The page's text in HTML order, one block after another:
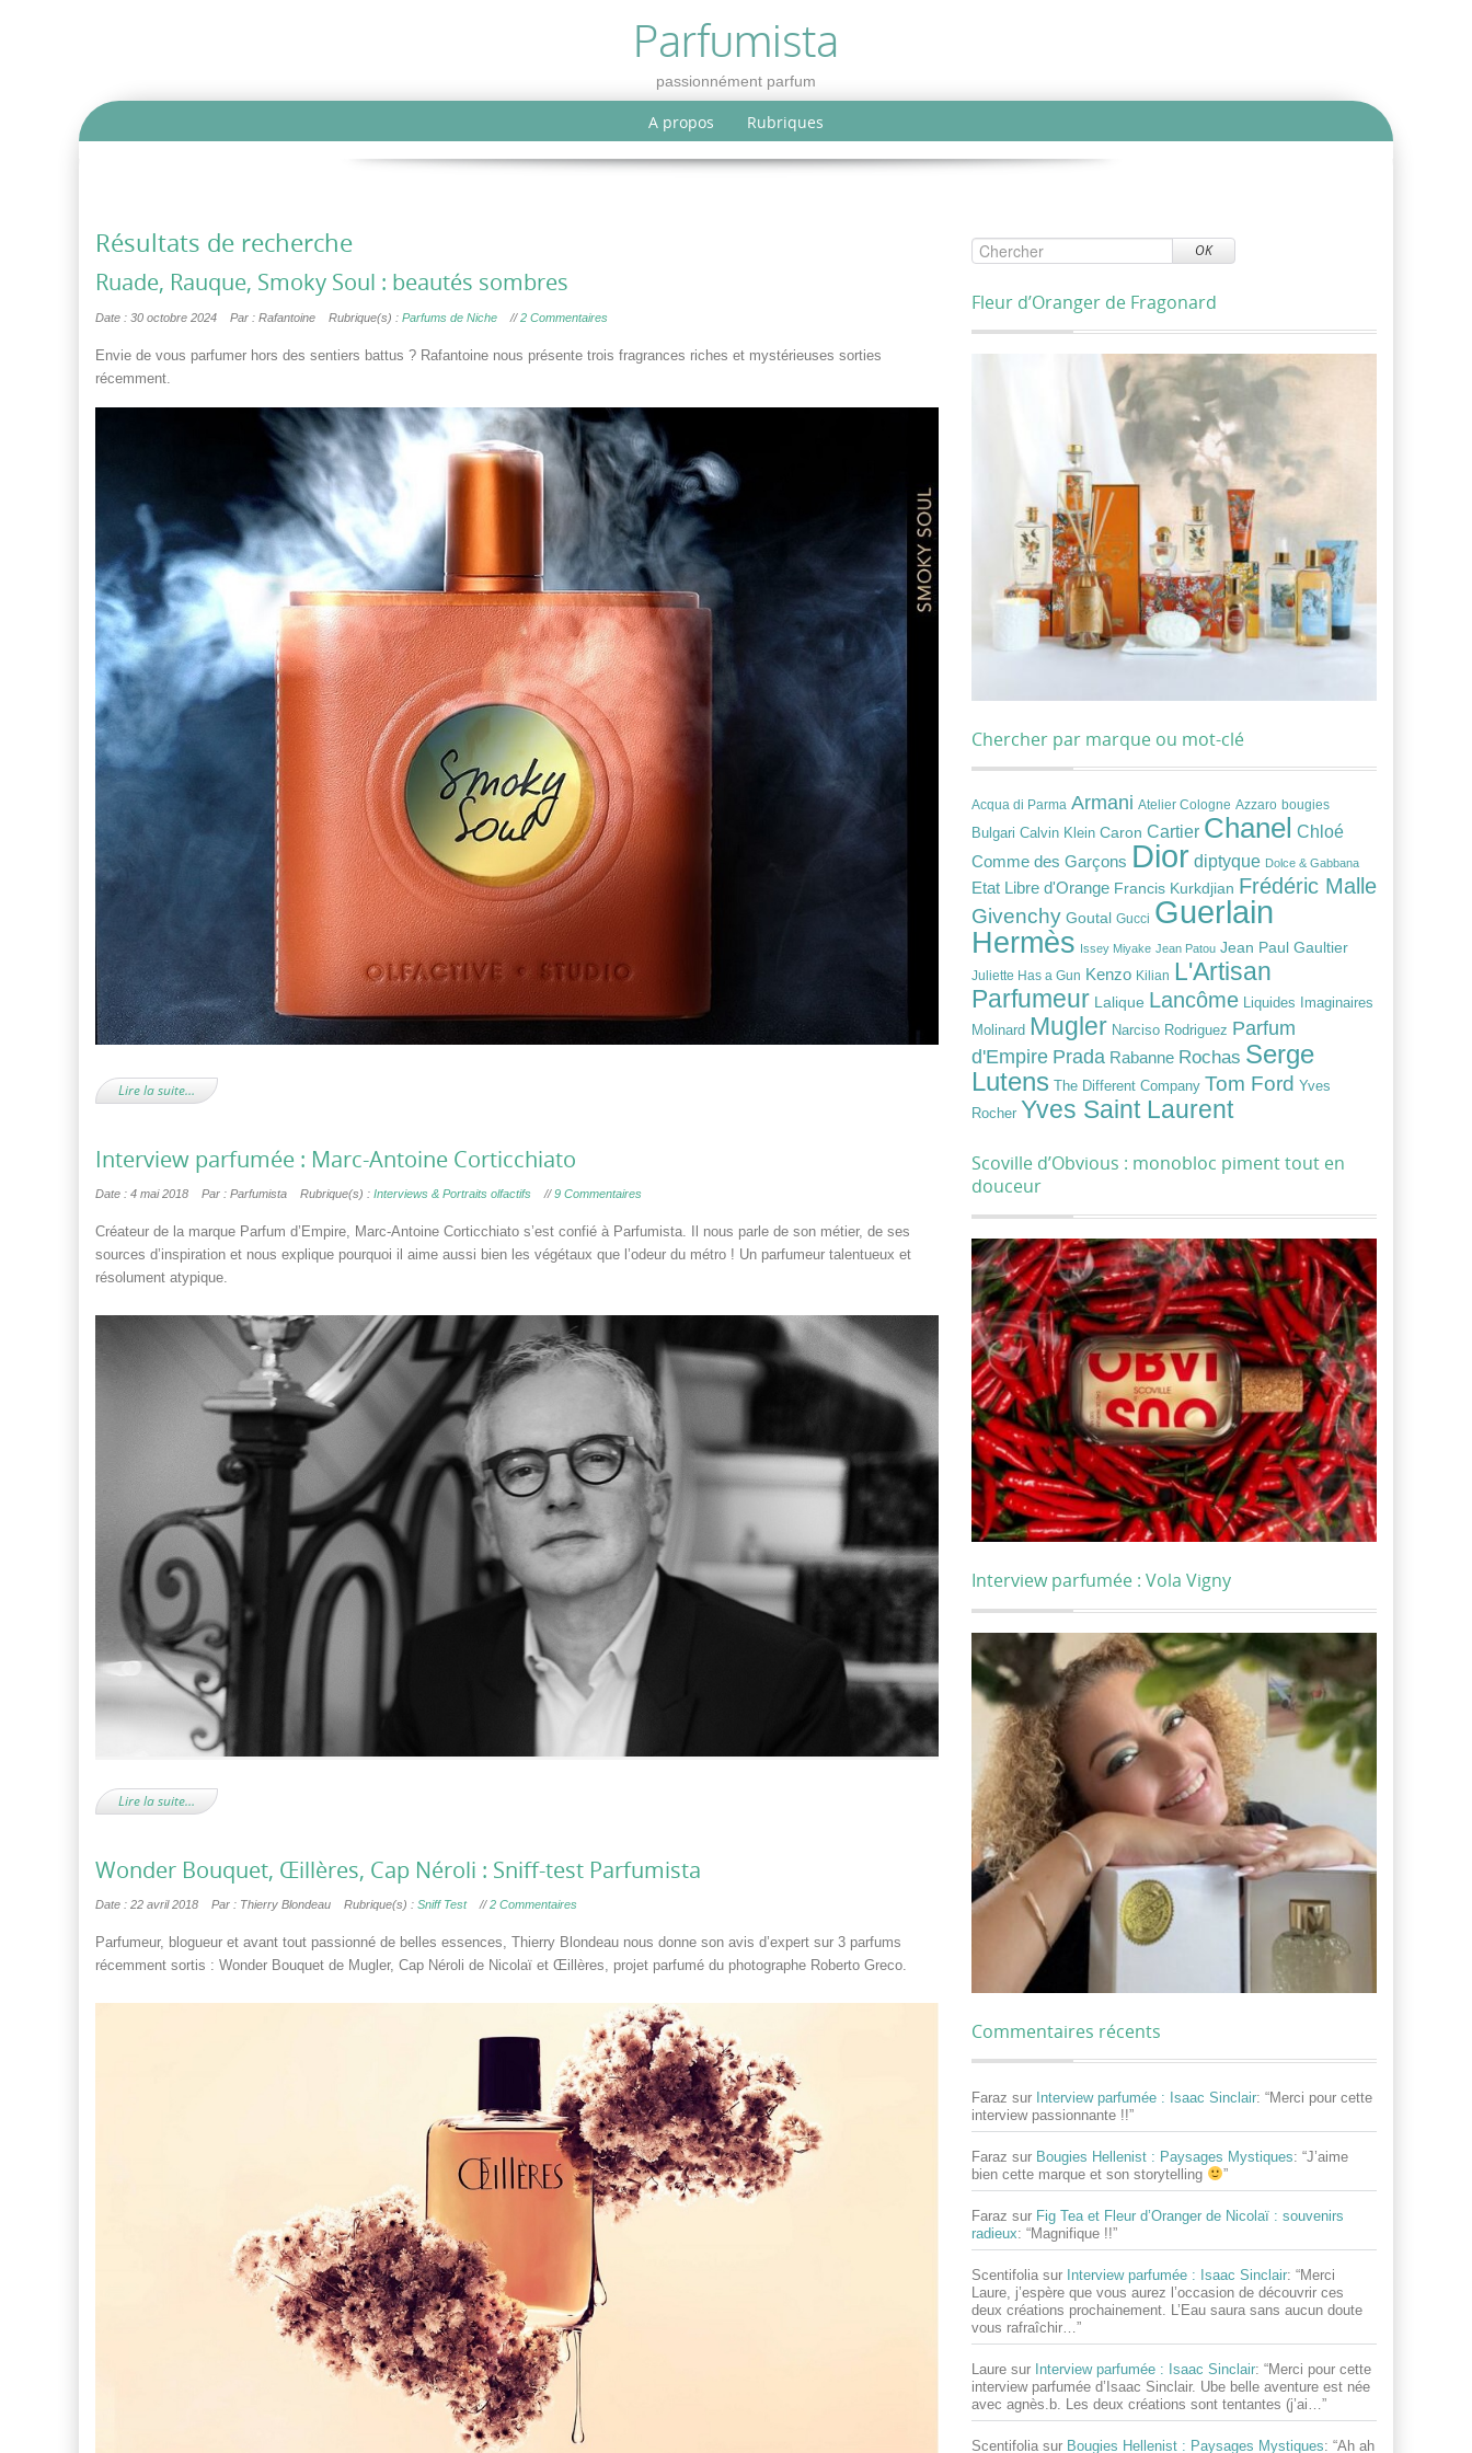
Parfumista
passionnément parfum
A propos Rubriques
Résultats de recherche
Ruade, Rauque, Smoky Soul : beautés sombres
Date : 30 octobre 2024 Par : Rafantoine Rubrique(s) : Parfums de Niche //2 Commentaires
Envie de vous parfumer hors des sentiers battus ? Rafantoine nous présente trois fragrances riches et mystérieuses sorties
récemment.
Lire la suite…
Interview parfumée : Marc-Antoine Corticchiato
Date : 4 mai 2018 Par : Parfumista Rubrique(s) : Interviews & Portraits olfactifs //9 Commentaires
Créateur de la marque Parfum d’Empire, Marc-Antoine Corticchiato s’est confié à Parfumista. Il nous parle de son métier, de ses
sources d’inspiration et nous explique pourquoi il aime aussi bien les végétaux que l’odeur du métro ! Un parfumeur talentueux et
résolument atypique.
Lire la suite…
Wonder Bouquet, Œillères, Cap Néroli : Sniff-test Parfumista
Date : 22 avril 2018 Par : Thierry Blondeau Rubrique(s) : Sniff Test //2 Commentaires
Parfumeur, blogueur et avant tout passionné de belles essences, Thierry Blondeau nous donne son avis d’expert sur 3 parfums
récemment sortis : Wonder Bouquet de Mugler, Cap Néroli de Nicolaï et Œillères, projet parfumé du photographe Roberto Greco.
OK
Fleur d’Oranger de Fragonard
Chercher par marque ou mot-clé
Acqua di Parma Armani Atelier Cologne Azzaro bougies
Bulgari Calvin Klein Caron Cartier Chanel Chloé
Comme des Garçons Dior diptyque Dolce & Gabbana
Etat Libre d'Orange Francis Kurkdjian Frédéric Malle
Givenchy Goutal Gucci Guerlain
Hermès Issey Miyake Jean Patou Jean Paul Gaultier
Juliette Has a Gun Kenzo Kilian L'Artisan
Parfumeur Lalique Lancôme Liquides Imaginaires
Molinard Mugler Narciso Rodriguez Parfum
d'Empire Prada Rabanne Rochas Serge
Lutens
The Different Company Tom Ford Yves
Rocher Yves Saint Laurent
Scoville d’Obvious : monobloc piment tout en
douceur
Interview parfumée : Vola Vigny
Commentaires récents
Faraz sur Interview parfumée : Isaac Sinclair: “Merci pour cette
interview passionnante !!”
Faraz sur Bougies Hellenist : Paysages Mystiques: “J’aime
bien cette marque et son storytelling
”
Faraz sur Fig Tea et Fleur d’Oranger de Nicolaï : souvenirs
radieux: “Magnifique !!”
Scentifolia sur Interview parfumée : Isaac Sinclair: “Merci
Laure, j’espère que vous aurez l’occasion de découvrir ces
deux créations prochainement. L’Eau saura sans aucun doute
vous rafraîchir…”
Laure sur Interview parfumée : Isaac Sinclair: “Merci pour cette
interview parfumée d’Isaac Sinclair. Ube belle aventure est née
avec agnès.b. Les deux créations sont tentantes (j’ai…”
Scentifolia sur Bougies Hellenist : Paysages Mystiques: “Ah ah